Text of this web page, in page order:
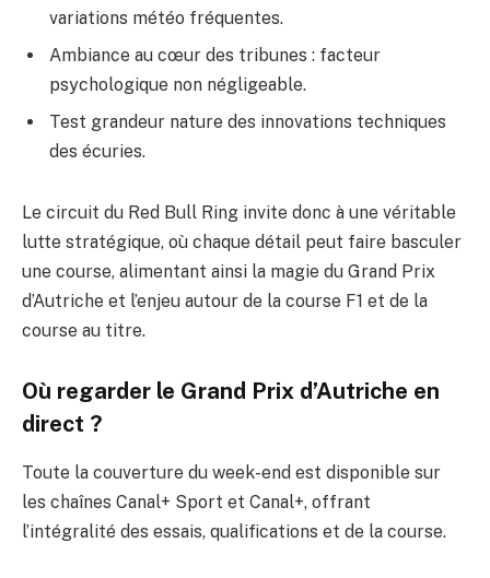
variations météo fréquentes.
Ambiance au cœur des tribunes : facteur
psychologique non négligeable.
Test grandeur nature des innovations techniques
des écuries.
Le circuit du Red Bull Ring invite donc à une véritable
lutte stratégique, où chaque détail peut faire basculer
une course, alimentant ainsi la magie du Grand Prix
d’Autriche et l’enjeu autour de la course F1 et de la
course au titre.
Où regarder le Grand Prix d’Autriche en
direct ?
Toute la couverture du week-end est disponible sur
les chaînes Canal+ Sport et Canal+, offrant
l’intégralité des essais, qualifications et de la course.